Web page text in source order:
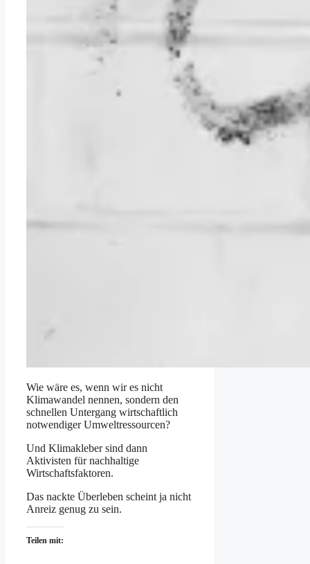
Wie wäre es, wenn wir es nicht
Klimawandel nennen, sondern den
schnellen Untergang wirtschaftlich
notwendiger Umweltressourcen?
Und Klimakleber sind dann
Aktivisten für nachhaltige
Wirtschaftsfaktoren.
Das nackte Überleben scheint ja nicht
Anreiz genug zu sein.
Teilen mit: